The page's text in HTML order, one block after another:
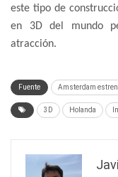
este tipo de
en 3D del mundo
atracción.
Fuente Amsterdam
3D Holanda